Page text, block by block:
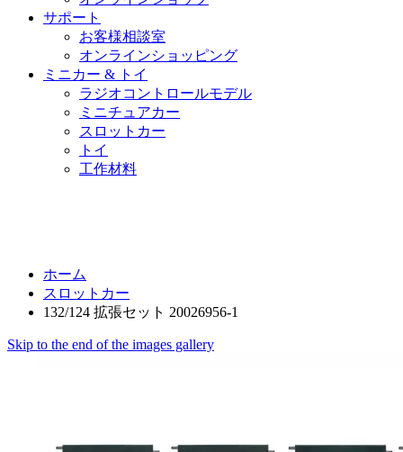
サポート
お客様相談室
オンラインショッピング
ミニカー & トイ
ラジオコントロールモデル
ミニチュアカー
スロットカー
トイ
工作材料
ホーム
スロットカー
132/124 拡張セット 20026956-1
Skip to the end of the images gallery